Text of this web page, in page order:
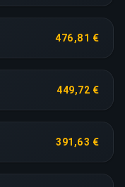
476,81 €
449,72 €
391,63 €